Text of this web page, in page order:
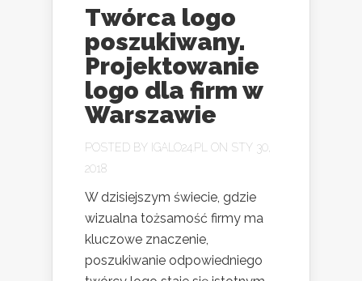
Twórca logo
poszukiwany.
Projektowanie
logo dla firm w
Warszawie
POSTED BY IGALO24.PL
ON STY 30,
2018
W dzisiejszym świecie, gdzie
wizualna tożsamość firmy ma
kluczowe znaczenie,
poszukiwanie odpowiedniego